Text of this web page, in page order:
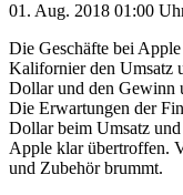
01. Aug. 2018 01:00
Die Geschäfte bei
Kalifornier den Umsatz
Dollar und den Gewinn
Die Erwartungen der
Dollar beim Umsatz
Apple klar übertroffen.
und Zubehör brummt.